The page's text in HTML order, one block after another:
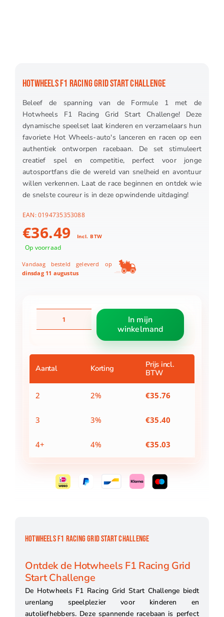
HOTWHEELS F1 RACING GRID START CHALLENGE
Beleef de spanning van de Formule 1 met de
Hotwheels F1 Racing Grid Start Challenge! Deze
dynamische speelset laat kinderen en verzamelaars hun
favoriete Hot Wheels-auto's lanceren en racen op een
authentiek ontworpen racebaan. De set stimuleert
creatief spel en competitie, perfect voor jonge
autosportfans die de wereld van snelheid en avontuur
willen verkennen. Laat de race beginnen en ontdek wie
de snelste coureur is in deze opwindende uitdaging!
EAN:0194735353088
€36.49 Incl. BTW
Op voorraad
Vandaag besteld geleverd op
dinsdag 11 augustus
F1
Start
Challenge
In mijn
winkelmand
Aantal Korting
Prijs incl.
BTW
2 2% €35.76
3 3% €35.40
4+ 4% €35.03
HOTWHEELS F1 RACING GRID START CHALLENGE
Ontdek de Hotwheels F1 Racing Grid
Start Challenge
De Hotwheels F1 Racing Grid Start Challenge biedt
urenlang speelplezier voor kinderen en
autoliefhebbers. Deze spannende racebaan is perfect